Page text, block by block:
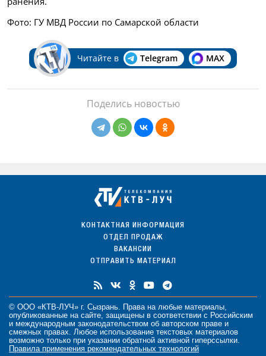
Фото: ГУ МВД России по Самарской области
Читайте в Telegram MAX
Поделись новостью
КОНТАКТНАЯ ИНФОРМАЦИЯ
ОТДЕЛ ПРОДАЖ
ВАКАНСИИ
ОТПРАВИТЬ МАТЕРИАЛ
© ООО «КТВ-ЛУЧ» г. Сызрань. Права на любые материалы
опубликованные на сайте, защищены в соответствии с Российским
и международным законодательством об авторском праве и
смежных правах. Любое использование текстовых материалов
возможно только при указании обратной активной гиперссылки.
Правила применения рекомендательных технологий